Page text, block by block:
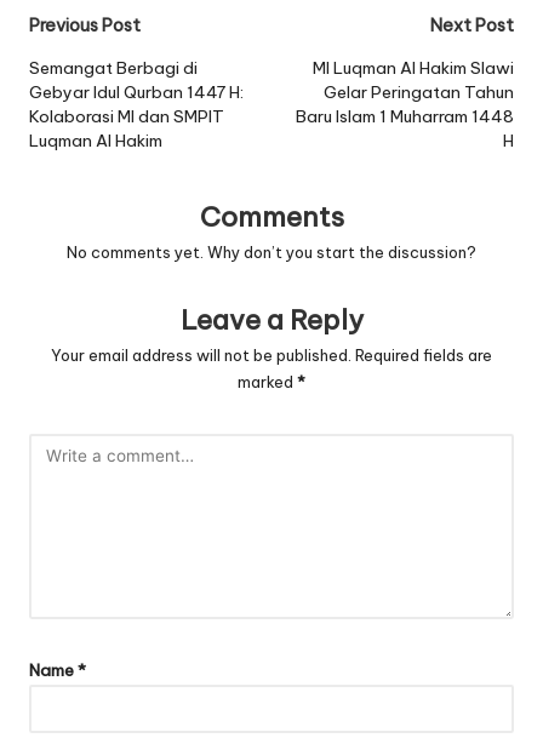
Post
navigation
Previous Post
Semangat Berbagi di
Gebyar Idul Qurban 1447 H:
Kolaborasi MI dan SMPIT
Luqman Al Hakim
Next Post
MI Luqman Al Hakim Slawi
Gelar Peringatan Tahun
Baru Islam 1 Muharram 1448
H
Comments
No comments yet. Why don’t you start the discussion?
Leave a Reply
Your email address will not be published. Required fields are
marked *
Name*